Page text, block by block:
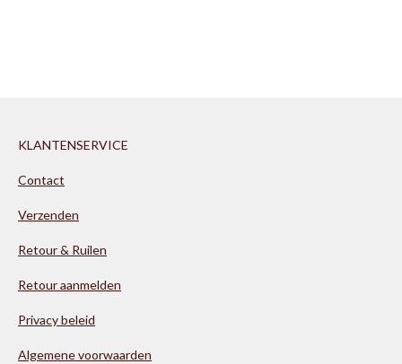
KLANTENSERVICE
Contact
Verzenden
Retour & Ruilen
Retour aanmelden
Privacy beleid
Algemene voorwaarden